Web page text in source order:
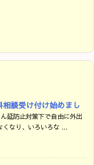
談受け付け始めまし
延防止対策下で自由に外出
くなり、いろいろな ...